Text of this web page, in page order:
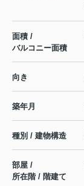
面積 /
バルコニー面積
向き
築年月
種別 / 建物構造
部屋 /
所在階 / 階建て